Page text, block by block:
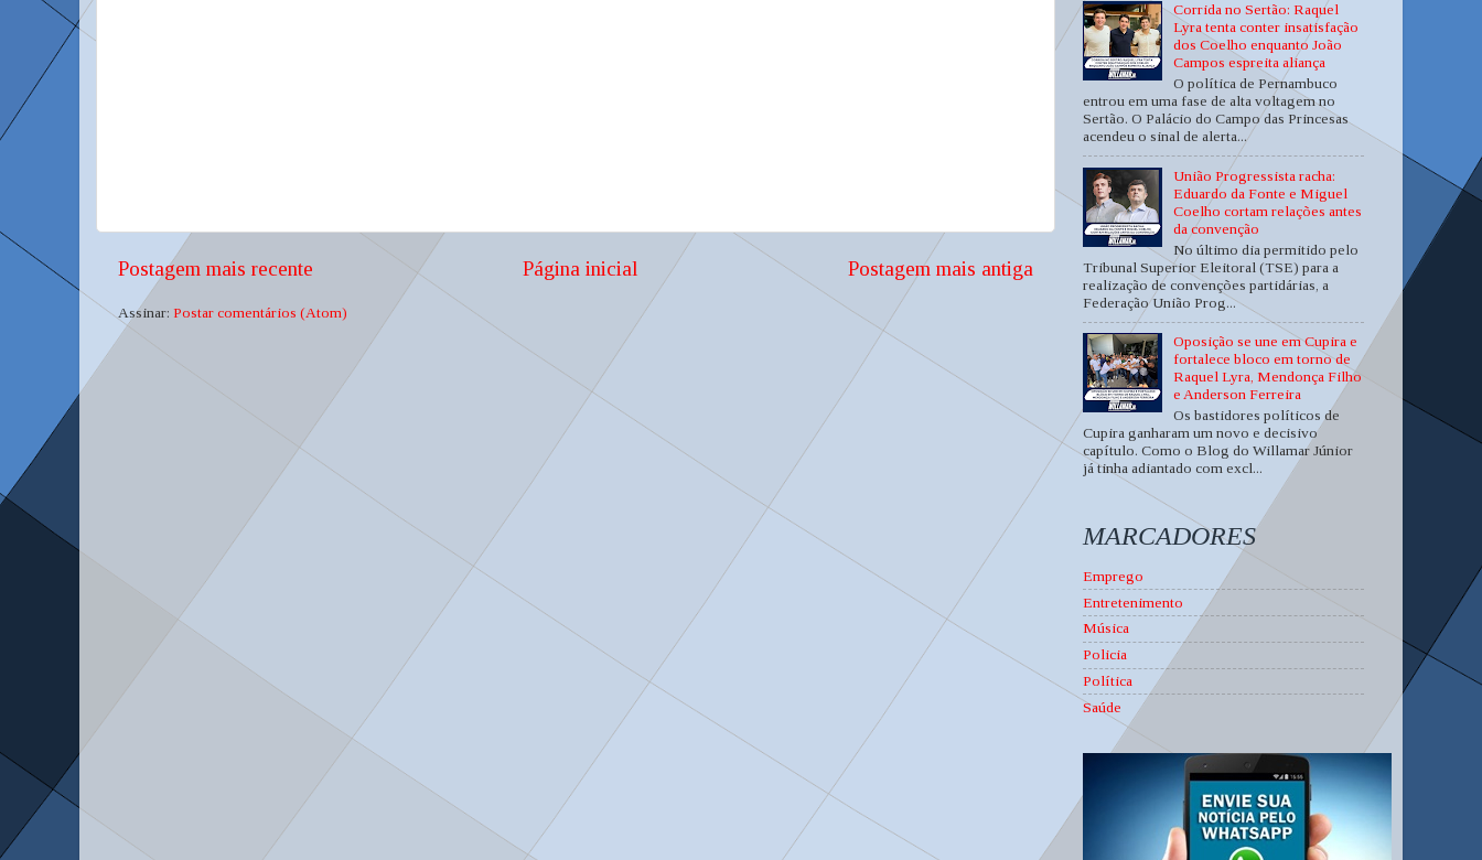
Postagem mais recente Postagem mais antiga
Página inicial
Assinar: Postar comentários (Atom)
Corrida no Sertão: Raquel
Lyra tenta conter insatisfação
dos Coelho enquanto João
Campos espreita aliança
O política de Pernambuco
entrou em uma fase de alta voltagem no
Sertão. O Palácio do Campo das Princesas
acendeu o sinal de alerta...
União Progressista racha:
Eduardo da Fonte e Miguel
Coelho cortam relações antes
da convenção
No último dia permitido pelo
Tribunal Superior Eleitoral (TSE) para a
realização de convenções partidárias, a
Federação União Prog...
Oposição se une em Cupira e
fortalece bloco em torno de
Raquel Lyra, Mendonça Filho
e Anderson Ferreira
Os bastidores políticos de
Cupira ganharam um novo e decisivo
capítulo. Como o Blog do Willamar Júnior
já tinha adiantado com excl...
MARCADORES
Emprego
Entretenimento
Música
Policia
Política
Saúde